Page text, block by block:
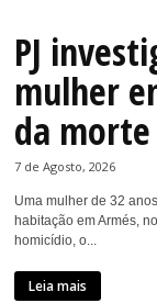
PJ
mulher
da
7 de Agosto, 2026
Uma mulher de 32
habitação em Armés,
homicídio, o...
Leia mais